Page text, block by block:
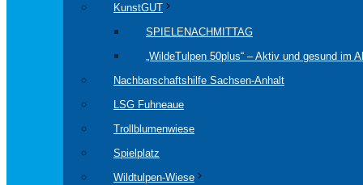
KunstGUT
SPIELENACHMITTAG
„WildeTulpen 50plus“ – Aktiv und gesund im
Nachbarschaftshilfe Sachsen-Anhalt
LSG Fuhneaue
Trollblumenwiese
Spielplatz
Wildtulpen-Wiese